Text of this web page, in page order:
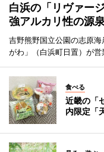
白浜の「リヴァー
強アルカリ性の源
吉野熊野国立公園の志原
がわ」（白浜町日置）が営
食べる
近畿の「
内限定「